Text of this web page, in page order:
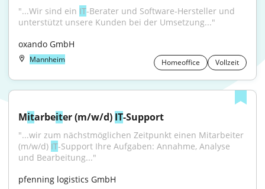
"...Wir sind ein IT-Berater und Software-Hersteller und
unterstützt unsere Kunden bei der Umsetzung..."
oxando GmbH
Mannheim Homeoffice Vollzeit
Mitarbeiter (m/w/d) IT-Support
"...wir zum nächstmöglichen Zeitpunkt einen Mitarbeiter
(m/w/d) IT-Support Ihre Aufgaben: Annahme, Analyse
und Bearbeitung..."
pfenning logistics GmbH